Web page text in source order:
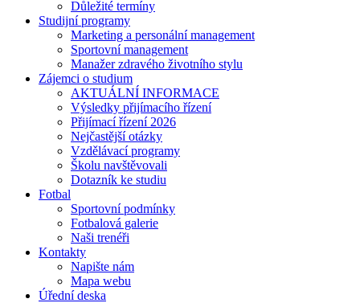
Důležité termíny
Studijní programy
Marketing a personální management
Sportovní management
Manažer zdravého životního stylu
Zájemci o studium
AKTUÁLNÍ INFORMACE
Výsledky přijímacího řízení
Přijímací řízení 2026
Nejčastější otázky
Vzdělávací programy
Školu navštěvovali
Dotazník ke studiu
Fotbal
Sportovní podmínky
Fotbalová galerie
Naši trenéři
Kontakty
Napište nám
Mapa webu
Úřední deska